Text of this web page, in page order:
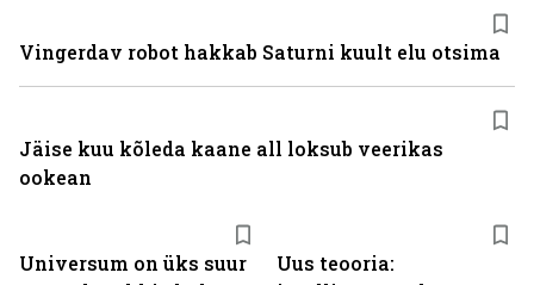
Universum on üks suur
Uus teooria:
Vingerdav robot hakkab Saturni kuult elu otsima
Jäise kuu kõleda kaane all loksub veerikas
ookean